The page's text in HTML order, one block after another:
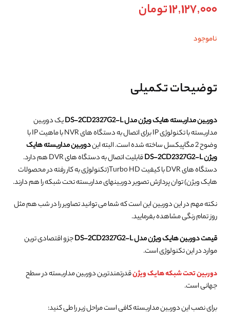
12,127,000تومان
ناموجود
توضیحات تکمیلی
دوربین مداربسته هایک ویژن مدل DS-2CD2327G2-L
یک دوربین
مداربسته با تکنولوژی IP برای اتصال به دستگاه های NVR با ماهیت IP با
وضوح 2 مگاپیکسل ساخته شده است. البته این
دوربین مداربسته هایک
ویژن DS-2CD2327G2-L
قابلیت اتصال به دستگاه های DVR هم دارد.
دستگاه های DVR با کیفیت Turbo HD(تکنولوژی به کار رفته در محصولات
هایک ویژن) توان پردازش تصویر دوربینهای مداربسته تحت شبکه را هم دارند.
نکته مهم در این دوربین این است که شما می توانید تصاویر را در شب هم مثل
روز تمام رنگی مشاهده بفرمایید.
قیمت دوربین هایک ویژن مدل DS-2CD2327G2-L
جزو اقتصادی ترین
موارد در این تکنولوژی است.
دوربین تحت شبکه هایک ویژنقدرتمندترین دوربین مداربسته در سطح
جهانی است.
برای نصب این دوربین مداربسته کافی است مراحل زیر را طی کنید: